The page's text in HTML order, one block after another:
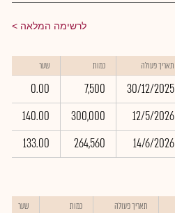
לרשימה המלאה
תאריך פעולה כמות שער
30/12/2025
7,500
0.00
12/5/2026
300,000
140.00
14/6/2026
264,560
133.00
תאריך פעולה כמות שער